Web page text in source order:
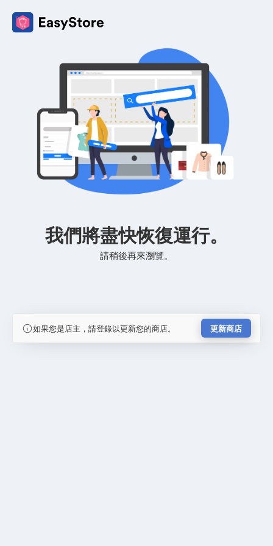
我們將盡快恢復運行。
請稍後再來瀏覽。
如果您是店主，請登錄以更新您的商店。 更新商店